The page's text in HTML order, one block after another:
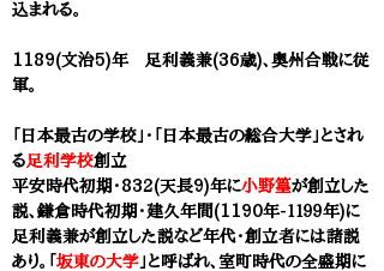
込まれる。
1189(文治5)年 足利義兼(36歳)、奥州合戦に従
軍。
「日本最古の学校」・「日本最古の総合大学」とされ
る足利学校創立
平安時代初期・832(天長9)年に小野篁が創立した
説、鎌倉時代初期・建久年間(1190年-１１９９年)に
足利義兼が創立した説など年代・創立者には諸説
あり。「 坂東の大学 」と呼ばれ、室町時代の全盛期に